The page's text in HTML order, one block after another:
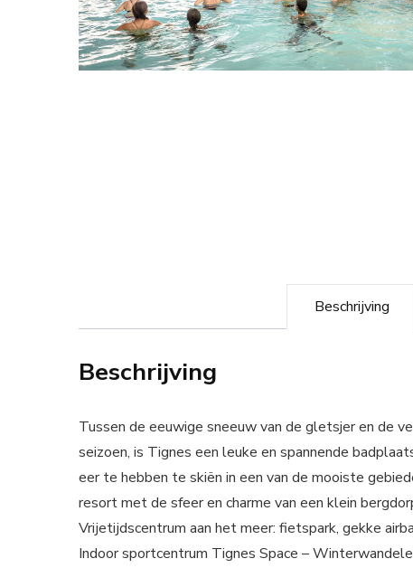
Beschrijving
Beschrijving
Tussen de eeuwige sneeuw van de gletsjer en de
seizoen, is Tignes een leuke en spannende
eer te hebben te skiën in een van de mooiste
resort met de sfeer en charme van een klein
Vrijetijdscentrum aan het meer: fietspark, gekke
Indoor sportcentrum Tignes Space –